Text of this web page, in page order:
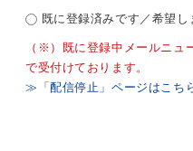
既に登録済みです／希望し
（※）既に登録中メールニュ
で受付けております。
≫「配信停止」ページはこち